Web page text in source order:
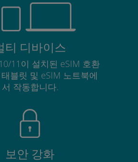
티 디바이스
11이 설치된 eSIM 호환
블릿 및 eSIM 노트북에
서 작동합니다.
보안 강화